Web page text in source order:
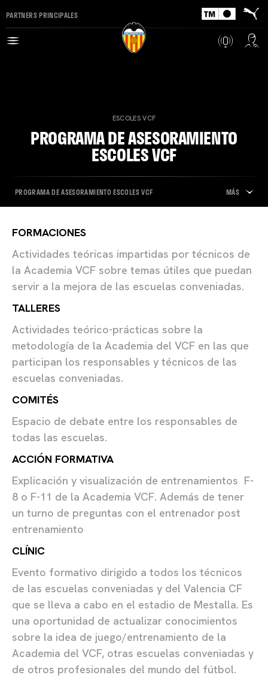
PARTNERS PRINCIPALES
ESCOLES VCF
PROGRAMA DE ASESORAMIENTO
ESCOLES VCF
PROGRAMA DE ASESORAMIENTO ESCOLES VCF MÁS
FORMACIONES
Actividades teóricas impartidas por técnicos de
la Academia VCF sobre temas útiles que puedan
servir a la mejora de las escuelas conveniadas.
TALLERES
Actividades teórico-prácticas sobre la
metodología de la Academia del VCF en las que
participan los responsables y técnicos de las
escuelas conveniadas.
COMITÉS
Espacio de debate entre los responsables de
todas las escuelas.
ACCIÓN FORMATIVA
Explicación y visualización de entrenamientos F-
8 o F-11 de la Academia VCF. Además de tener
un turno de preguntas con el entrenador post
entrenamiento
CLÍNIC
Evento formativo dirigido a todos los técnicos
de las escuelas conveniadas y del Valencia CF
que se lleva a cabo en el estadio de Mestalla. Es
una oportunidad de actualizar conocimientos
sobre la idea de juego/entrenamiento de la
Academia del VCF, otras escuelas conveniadas y
de otros profesionales del mundo del fútbol.